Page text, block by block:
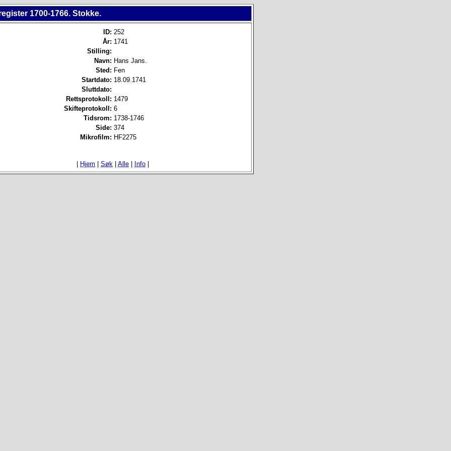
1700-1766. Stokke.
ID: 252
År: 1741
Stilling:
Navn: Hans Jans.
Sted: Fen
Startdato: 18.09.1741
Sluttdato:
Rettsprotokoll: 1479
Skifteprotokoll: 6
Tidsrom: 1738-1746
Side: 374
Mikrofilm: HF2275
Hjem Søk Alle Info